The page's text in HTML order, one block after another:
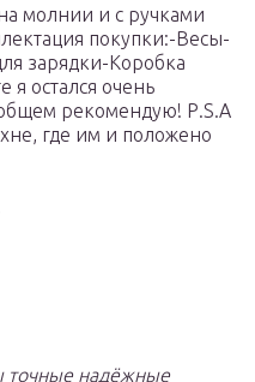
молнии и с ручками
покупки:-Весы-
зарядки-Коробка
я остался очень
рекомендую! Р.S.А
где им и положено
точные надёжные